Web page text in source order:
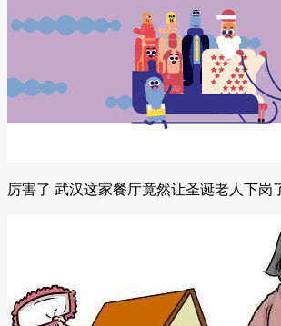
厉害了 武汉这家餐厅竟然让圣诞老人下岗